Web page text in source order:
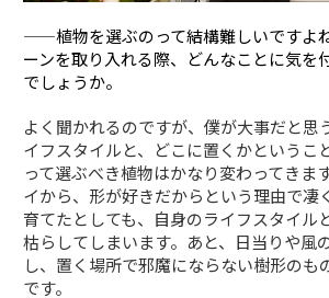
——植物を選ぶのって結構難しいですよ
ーンを取り入れる際、どんなことに気を
でしょうか。
よく聞かれるのですが、僕が大事だと思
イフスタイルと、どこに置くかというこ
って選ぶべき植物はかなり変わってきま
イから、形が好きだからという理由で凄
育てたとしても、自身のライフスタイル
枯らしてしまいます。あと、日当りや風
し、置く場所で邪魔にならない樹形のも
です。